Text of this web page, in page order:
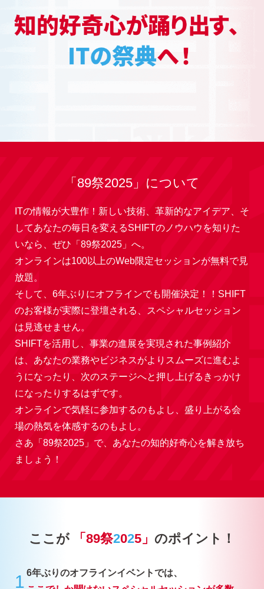
「89祭2025」について
ITの情報が大豊作！新しい技術、革新的なアイデア、そ
してあなたの毎日を変えるSHIFTのノウハウを知りた
いなら、ぜひ「89祭2025」へ。
オンラインは100以上のWeb限定セッションが無料で見
放題。
そして、6年ぶりにオフラインでも開催決定！！SHIFT
のお客様が実際に登壇される、スペシャルセッション
は見逃せません。
SHIFTを活用し、事業の進展を実現された事例紹介
は、あなたの業務やビジネスがよりスムーズに進むよ
うになったり、次のステージへと押し上げるきっかけ
になったりするはずです。
オンラインで気軽に参加するのもよし、盛り上がる会
場の熱気を体感するのもよし。
さあ「89祭2025」で、あなたの知的好奇心を解き放ち
ましょう！
ここが「89祭2025」 のポイント！
1 6年ぶりのオフラインイベントでは、